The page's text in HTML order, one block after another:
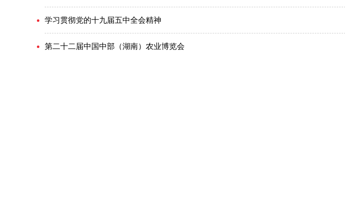
学习贯彻党的十九届五中全会精神
第二十二届中国中部（湖南）农业博览会